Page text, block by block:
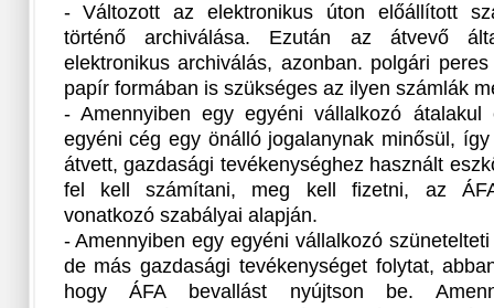
- Változott az elektronikus úton előállított
történő archiválása. Ezután az átvevő
elektronikus archiválás, azonban. polgári
papír formában is szükséges az ilyen számlák
- Amennyiben egy egyéni vállalkozó
egyéni cég egy önálló jogalanynak minősül,
átvett, gazdasági tevékenységhez használt
fel kell számítani, meg kell fizetni, az
vonatkozó szabályai alapján.
- Amennyiben egy egyéni vállalkozó
de más gazdasági tevékenységet folytat,
hogy ÁFA bevallást nyújtson be.